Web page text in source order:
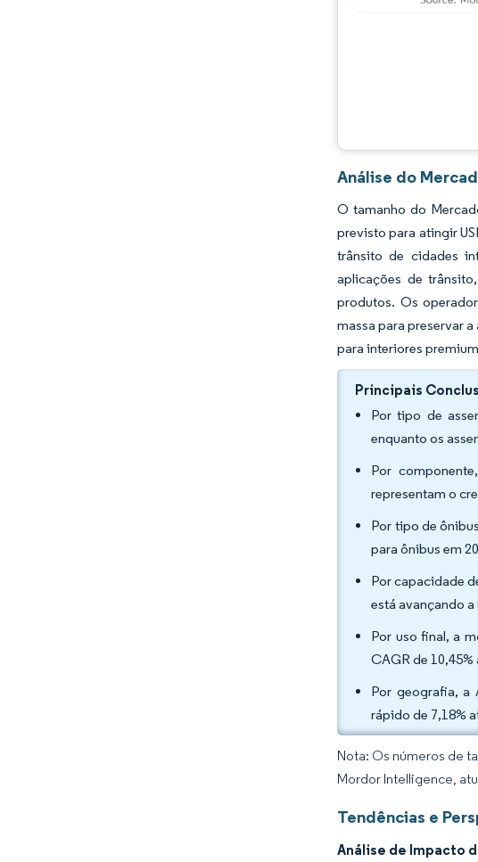
Análise do
O tamanho do
previsto para atingir
trânsito de cidades
aplicações de
produtos. Os
massa para preservar
para interiores
Principais
Por tipo de
enquanto os
Por
representam o
Por tipo de
para ônibus em
Por capacidade
está avançando a
Por uso final, a
CAGR de 10,45%
Por geografia, a
rápido de 7,18%
Nota: Os números de
Mordor Intelligence,
Tendências e
Análise de Impacto